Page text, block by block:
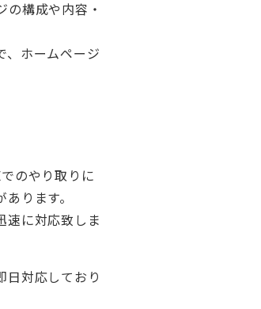
構成や内容・
、ホームページ
のやり取りに
ります。
速に対応致しま
日対応しており